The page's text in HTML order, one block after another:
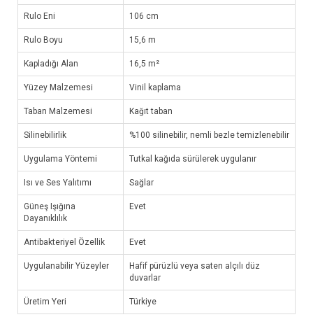
Rulo Eni 106 cm
Rulo Boyu 15,6 m
Kapladığı Alan 16,5 m²
Yüzey Malzemesi Vinil kaplama
Taban Malzemesi Kağıt taban
Silinebilirlik %100 silinebilir, nemli bezle temizlenebilir
Uygulama Yöntemi Tutkal kağıda sürülerek uygulanır
Isı ve Ses Yalıtımı Sağlar
Güneş Işığına
Dayanıklılık
Evet
Antibakteriyel Özellik Evet
Uygulanabilir Yüzeyler
Hafif pürüzlü veya saten alçılı düz
duvarlar
Üretim Yeri Türkiye